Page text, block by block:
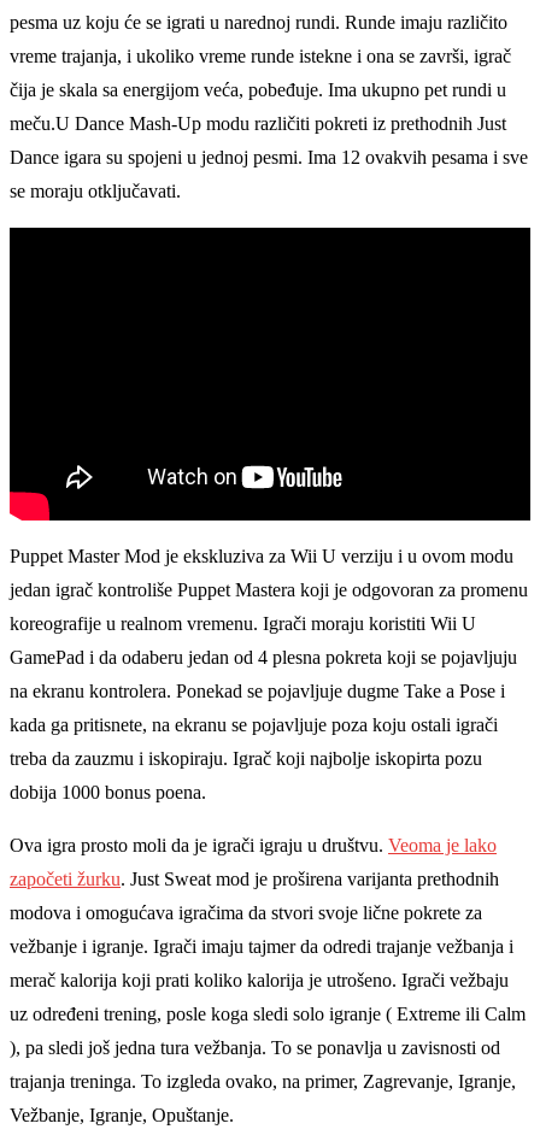
pesma uz koju će se igrati u narednoj rundi. Runde imaju različito
vreme trajanja, i ukoliko vreme runde istekne i ona se završi, igrač
čija je skala sa energijom veća, pobeđuje. Ima ukupno pet rundi u
meču.U Dance Mash-Up modu različiti pokreti iz prethodnih Just
Dance igara su spojeni u jednoj pesmi. Ima 12 ovakvih pesama i sve
se moraju otključavati.
Puppet Master Mod je ekskluziva za Wii U verziju i u ovom modu
jedan igrač kontroliše Puppet Mastera koji je odgovoran za promenu
koreografije u realnom vremenu. Igrači moraju koristiti Wii U
GamePad i da odaberu jedan od 4 plesna pokreta koji se pojavljuju
na ekranu kontrolera. Ponekad se pojavljuje dugme Take a Pose i
kada ga pritisnete, na ekranu se pojavljuje poza koju ostali igrači
treba da zauzmu i iskopiraju. Igrač koji najbolje iskopirta pozu
dobija 1000 bonus poena.
Ova igra prosto moli da je igrači igraju u društvu. Veoma je lako
započeti žurku. Just Sweat mod je proširena varijanta prethodnih
modova i omogućava igračima da stvori svoje lične pokrete za
vežbanje i igranje. Igrači imaju tajmer da odredi trajanje vežbanja i
merač kalorija koji prati koliko kalorija je utrošeno. Igrači vežbaju
uz određeni trening, posle koga sledi solo igranje ( Extreme ili Calm
), pa sledi još jedna tura vežbanja. To se ponavlja u zavisnosti od
trajanja treninga. To izgleda ovako, na primer, Zagrevanje, Igranje,
Vežbanje, Igranje, Opuštanje.